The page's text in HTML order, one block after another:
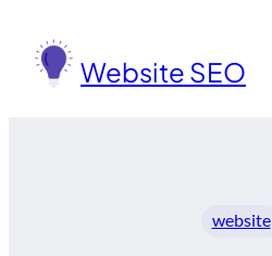
konten
Website SEO
website